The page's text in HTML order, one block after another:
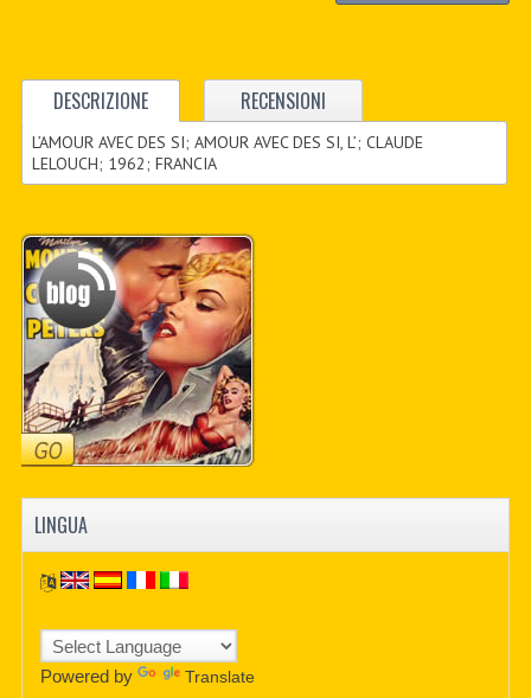
DESCRIZIONE RECENSIONI
L’AMOUR AVEC DES SI; AMOUR AVEC DES SI, L’; CLAUDE
LELOUCH; 1962; FRANCIA
LINGUA
Powered by Translate